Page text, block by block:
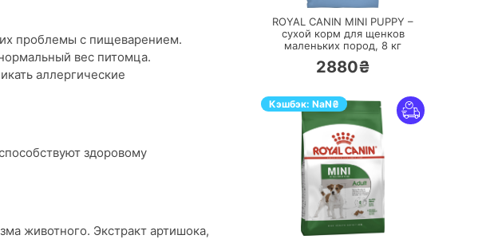
проблемы с пищеварением.
вес питомца.
аллергические
здоровому
животного. Экстракт артишока,
ROYAL CANIN MINI PUPPY –
сухой корм для щенков
маленьких пород, 8 кг
2880₴
Кэшбэк: NaN₴
ПЕРЕЙТИ